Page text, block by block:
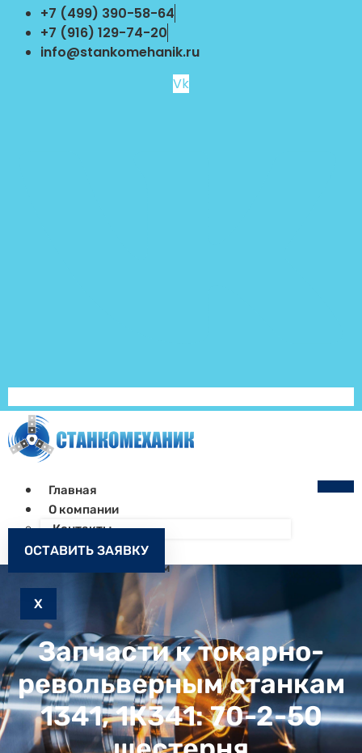
Перейти
содержимому
+7 (499) 390-58-64
+7 (916) 129-74-20
info@stankomehanik.ru
Vk
Главная
О компании
Контакты
Как заказать
Запчасти к станкам
X
ОСТАВИТЬ ЗАЯВКУ
Запчасти к токарно-
револьверным станкам
1341, 1К341: 70-2-50